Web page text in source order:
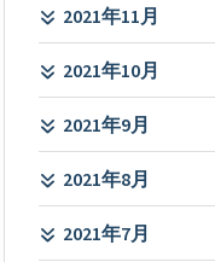
2021年11月
2021年10月
2021年9月
2021年8月
2021年7月